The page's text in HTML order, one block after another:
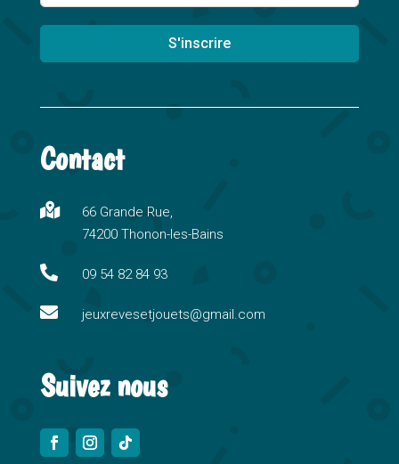
S'inscrire
l
e
n
a
i
e
Contact

66 Grande Rue,
74200 Thonon-les-Bains
 09 54 82 84 93
 jeuxrevesetjouets@gmail.com
Suivez nous